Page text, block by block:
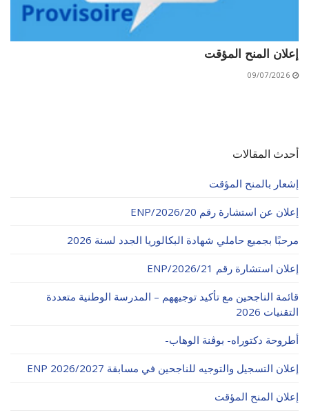
إعلان المنح المؤقت
09/07/2026
أحدث المقالات
إشعار بالمنح المؤقت
إعلان عن استشارة رقم 20/ENP/2026
مرحبًا بجميع حاملي شهادة البكالوريا الجدد لسنة 2026
إعلان استشارة رقم 21/ENP/2026
قائمة الناجحين مع تأكيد توجيههم – المدرسة الوطنية متعددة
التقنيات 2026
أطروحة دكتوراه- بوڨنة الوهاب-
إعلان التسجيل والتوجيه للناجحين في مسابقة ENP 2026/2027
إعلان المنح المؤقت